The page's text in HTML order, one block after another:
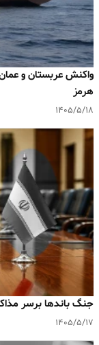
واکنش عربستان و
هرمز
۱۴۰۵/۵/۱۸
جنگ باندها برسر
۱۴۰۵/۵/۱۷